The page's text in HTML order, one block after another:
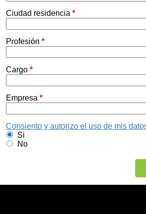
Ciudad residencia *
Profesión *
Cargo *
Empresa *
Consiento y autorizo el uso de mis
Si
No